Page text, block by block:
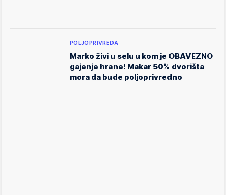
POLJOPRIVREDA
Marko živi u selu u kom je OBAVEZNO
gajenje hrane! Makar 50% dvorišta
mora da bude poljoprivredno